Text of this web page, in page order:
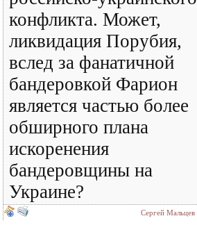
конфликта. Может,
ликвидация Порубия,
вслед за фанатичной
бандеровкой Фарион
является частью более
обширного плана
искоренения
бандеровщины на
Украине?
Сергей Мальцев